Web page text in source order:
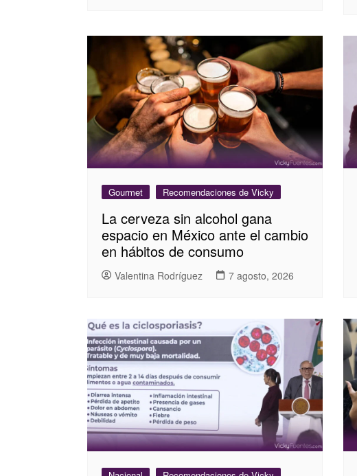
Gourmet Recomendaciones de Vicky
La cerveza sin alcohol gana
espacio en México ante el cambio
en hábitos de consumo
Valentina Rodríguez 7 agosto, 2026